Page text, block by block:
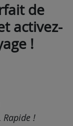
de
activez-
!
Rapide !